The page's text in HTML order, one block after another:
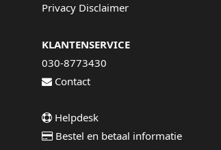
Privacy Disclaimer
KLANTENSERVICE
030-8773430
Contact
Helpdesk
Bestel en betaal informatie